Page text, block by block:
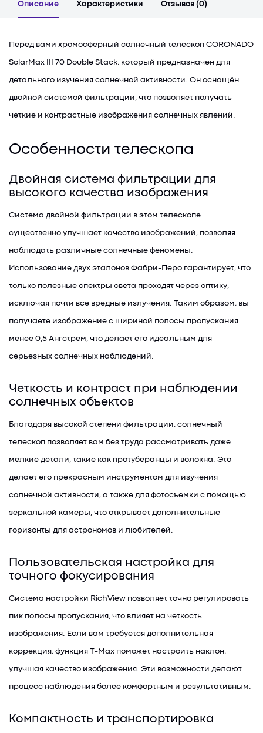
Описание Характеристики Отзывов (0)
Перед вами хромосферный солнечный телескоп CORONADO
SolarMax III 70 Double Stack, который предназначен для
детального изучения солнечной активности. Он оснащён
двойной системой фильтрации, что позволяет получать
четкие и контрастные изображения солнечных явлений.
Особенности телескопа
Двойная система фильтрации для
высокого качества изображения
Система двойной фильтрации в этом телескопе
существенно улучшает качество изображений, позволяя
наблюдать различные солнечные феномены.
Использование двух эталонов Фабри-Перо гарантирует, что
только полезные спектры света проходят через оптику,
исключая почти все вредные излучения. Таким образом, вы
получаете изображение с шириной полосы пропускания
менее 0,5 Ангстрем, что делает его идеальным для
серьезных солнечных наблюдений.
Четкость и контраст при наблюдении
солнечных объектов
Благодаря высокой степени фильтрации, солнечный
телескоп позволяет вам без труда рассматривать даже
мелкие детали, такие как протуберанцы и волокна. Это
делает его прекрасным инструментом для изучения
солнечной активности, а также для фотосъемки с помощью
зеркальной камеры, что открывает дополнительные
горизонты для астрономов и любителей.
Пользовательская настройка для
точного фокусирования
Система настройки RichView позволяет точно регулировать
пик полосы пропускания, что влияет на четкость
изображения. Если вам требуется дополнительная
коррекция, функция T-Max поможет настроить наклон,
улучшая качество изображения. Эти возможности делают
процесс наблюдения более комфортным и результативным.
Компактность и транспортировка